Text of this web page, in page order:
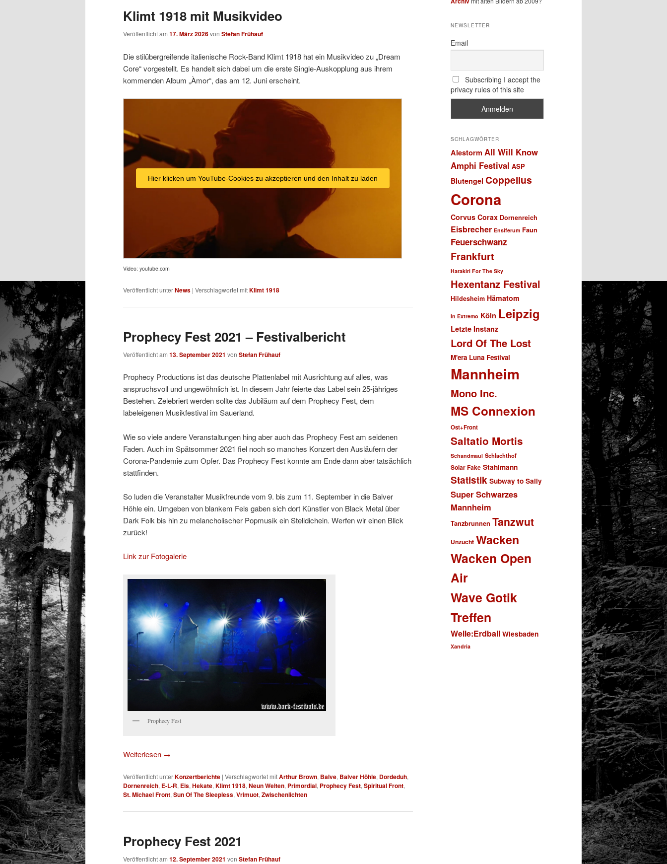
Klimt 1918 mit Musikvideo
Veröffentlicht am 17. März 2026von Stefan Frühauf
Die stilübergreifende italienische Rock-Band Klimt 1918 hat ein Musikvideo zu „Dream
Core“ vorgestellt. Es handelt sich dabei um die erste Single-Auskopplung aus ihrem
kommenden Album „Àmor“, das am 12. Juni erscheint.
Hier klicken um YouTube-Cookies zu akzeptieren und den Inhalt zu laden
Video: youtube.com
Veröffentlicht unterNews | Verschlagwortet mitKlimt 1918
Prophecy Fest 2021 – Festivalbericht
Veröffentlicht am 13. September 2021 von Stefan Frühauf
Prophecy Productions ist das deutsche Plattenlabel mit Ausrichtung auf alles, was
anspruchsvoll und ungewöhnlich ist. In diesem Jahr feierte das Label sein 25-jähriges
Bestehen. Zelebriert werden sollte das Jubiläum auf dem Prophecy Fest, dem
labeleigenen Musikfestival im Sauerland.
Wie so viele andere Veranstaltungen hing aber auch das Prophecy Fest am seidenen
Faden. Auch im Spätsommer 2021 fiel noch so manches Konzert den Ausläufern der
Corona-Pandemie zum Opfer. Das Prophecy Fest konnte am Ende dann aber tatsächlich
stattfinden.
So luden die Veranstalter Musikfreunde vom 9. bis zum 11. September in die Balver
Höhle ein. Umgeben von blankem Fels gaben sich dort Künstler von Black Metal über
Dark Folk bis hin zu melancholischer Popmusik ein Stelldichein. Werfen wir einen Blick
zurück!
Link zur Fotogalerie
Prophecy Fest
Weiterlesen →
Veröffentlicht unterKonzertberichte | Verschlagwortet mitArthur Brown, Balve, Balver Höhle, Dordeduh,
Dornenreich, E-L-R, Eis, Hekate, Klimt 1918, Neun Welten, Primordial, Prophecy Fest, Spiritual Front,
St. Michael Front, Sun Of The Sleepless, Vrimuot, Zwischenlichten
Prophecy Fest 2021
Veröffentlicht am 12. September 2021 von Stefan Frühauf
NEWSLETTER
Email
Subscribing I accept the
privacy rules of this site
SCHLAGWÖRTER
Alestorm All Will Know
Amphi Festival ASP
Blutengel Coppelius
Corona
Corvus Corax Dornenreich
Eisbrecher Ensiferum Faun
Feuerschwanz
Frankfurt
Harakiri For The Sky
Hexentanz Festival
Hildesheim Hämatom
In Extremo Köln Leipzig
Letzte Instanz
Lord Of The Lost
M'era Luna Festival
Mannheim
Mono Inc.
MS Connexion
Ost+Front
Saltatio Mortis
Schandmaul Schlachthof
Solar Fake Stahlmann
Statistik Subway to Sally
Super Schwarzes
Mannheim
Tanzbrunnen Tanzwut
Unzucht Wacken
Wacken Open
Air
Wave Gotik
Treffen
Welle:Erdball Wiesbaden
Xandria